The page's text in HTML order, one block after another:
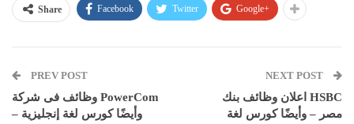
Share Facebook Twitter Google+
PREV POST
وظائف فى شركة PowerCom
– وأيضًا كورس لغة إنجليزية
NEXT POST
اعلان وظائف بنك HSBC
مصر – وأيضًا كورس لغة